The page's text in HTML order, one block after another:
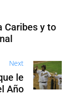
Caribes y to
Next
le
Año